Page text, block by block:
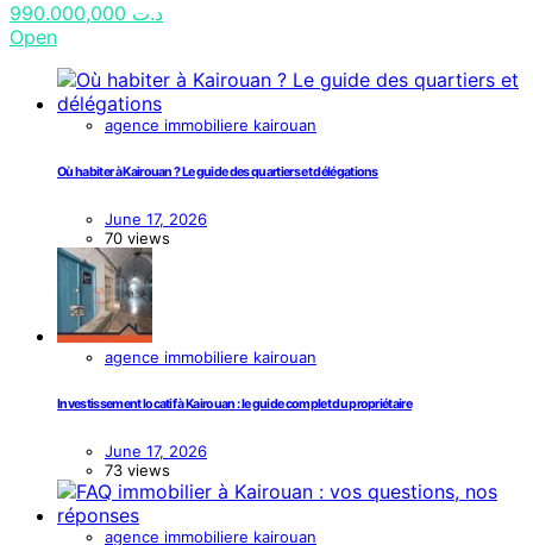
د.ت
Open
agence immobiliere kairouan
Où habiter à Kairouan ? Le guide des quartiers et délégations
June 17, 2026
70 views
agence immobiliere kairouan
Investissement locatif à Kairouan : le guide complet du propriétaire
June 17, 2026
73 views
agence immobiliere kairouan